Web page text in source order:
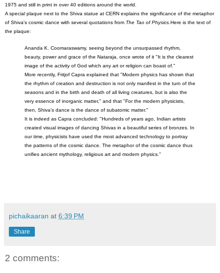
1975 and still in print in over 40 editions around the world.
A special plaque next to the Shiva statue at CERN explains the significance of the metaphor
of Shiva's cosmic dance with several quotations from The Tao of Physics. Here is the text of
the plaque:
Ananda K. Coomaraswamy, seeing beyond the unsurpassed rhythm,
beauty, power and grace of the Nataraja, once wrote of it "It is the clearest
image of the activity of God which any art or religion can boast of."
More recently, Fritjof Capra explained that "Modern physics has shown that
the rhythm of creation and destruction is not only manifest in the turn of the
seasons and in the birth and death of all living creatures, but is also the
very essence of inorganic matter," and that "For the modern physicists,
then, Shiva's dance is the dance of subatomic matter."
It is indeed as Capra concluded: "Hundreds of years ago, Indian artists
created visual images of dancing Shivas in a beautiful series of bronzes. In
our time, physicists have used the most advanced technology to portray
the patterns of the cosmic dance. The metaphor of the cosmic dance thus
unifies ancient mythology, religious art and modern physics."
pichaikaaran at 6:39 PM
Share
2 comments: